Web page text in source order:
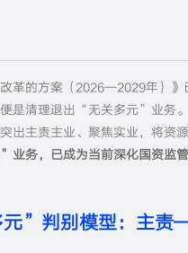
革的方案（2026—2029年）
是清理退出“无关多元”业务
主责主业、聚焦实业，将资
务，已成为当前深化国资监
”判别模型：主责